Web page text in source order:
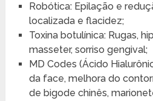
Robótica: Epilação e
localizada e flacidez;
Toxina botulínica: Rugas,
masseter, sorriso gengival;
MD Codes (Ácido
da face, melhora do
de bigode chinês,